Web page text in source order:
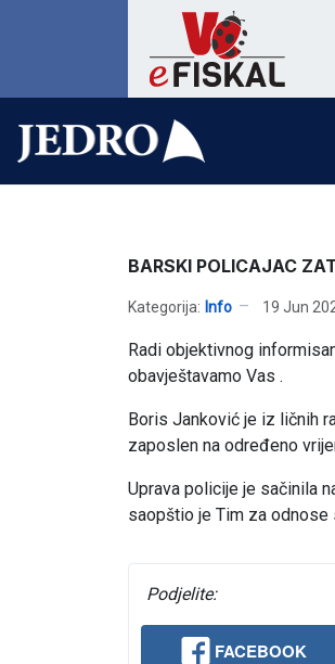
BARSKI POLICAJAC
Kategorija: Info 19 Jun
Radi objektivnog
obavještavamo Vas .
Boris Janković je iz ličnih
zaposlen na određeno
Uprava policije je sačinila
saopštio je Tim za odnose
Podjelite:
FACEBOOK